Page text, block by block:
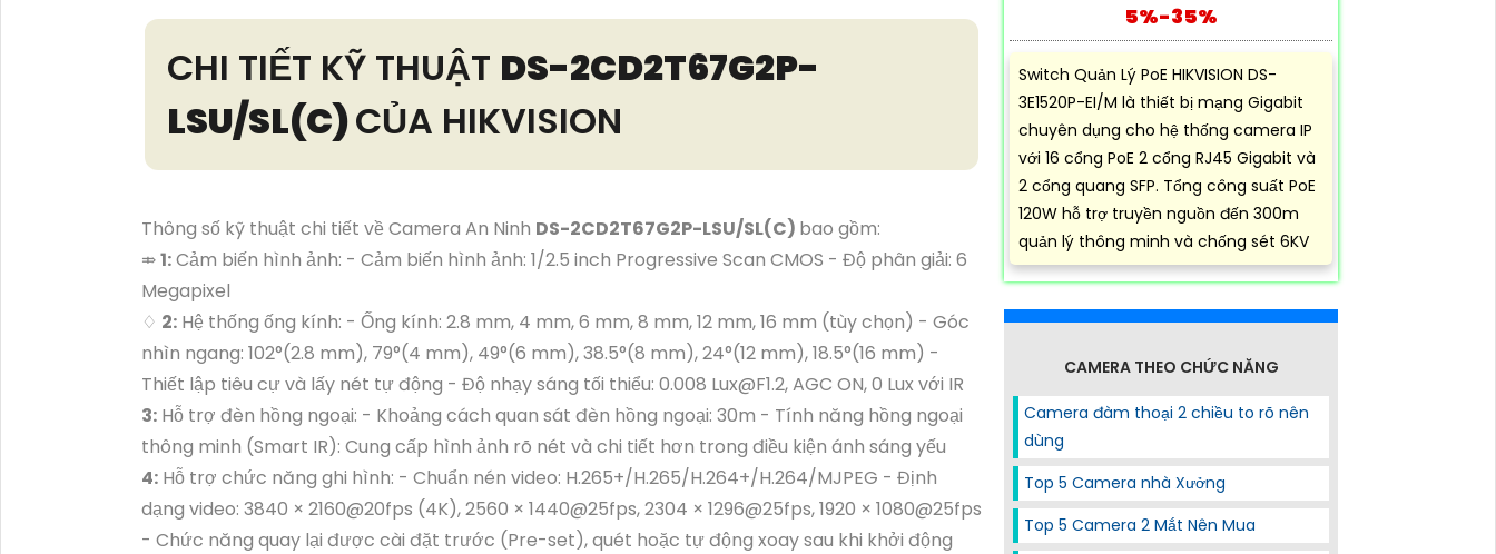
CHI TIẾT KỸ THUẬT DS-2CD2T67G2P-
LSU/SL(C)CỦA HIKVISION
Thông số kỹ thuật chi tiết về Camera An Ninh DS-2CD2T67G2P-LSU/SL(C) bao gồm:
⤃1:Cảm biến hình ảnh: - Cảm biến hình ảnh: 1/2.5 inch Progressive Scan CMOS - Độ phân giải: 6
Megapixel
♢ 2: Hệ thống ống kính: - Ống kính: 2.8 mm, 4 mm, 6 mm, 8 mm, 12 mm, 16 mm (tùy chọn) - Góc
nhìn ngang: 102°(2.8 mm), 79°(4 mm), 49°(6 mm), 38.5°(8 mm), 24°(12 mm), 18.5°(16 mm) -
Thiết lập tiêu cự và lấy nét tự động - Độ nhạy sáng tối thiểu: 0.008 Lux@F1.2, AGC ON, 0 Lux với IR
3: Hỗ trợ đèn hồng ngoại: - Khoảng cách quan sát đèn hồng ngoại: 30m - Tính năng hồng ngoại
thông minh (Smart IR): Cung cấp hình ảnh rõ nét và chi tiết hơn trong điều kiện ánh sáng yếu
4: Hỗ trợ chức năng ghi hình: - Chuẩn nén video: H.265+/H.265/H.264+/H.264/MJPEG - Định
dạng video: 3840 × 2160@20fps (4K), 2560 × 1440@25fps, 2304 × 1296@25fps, 1920 × 1080@25fps
- Chức năng quay lại được cài đặt trước (Pre-set), quét hoặc tự động xoay sau khi khởi động
5%-35%
Switch Quản Lý PoE HIKVISION DS-
3E1520P-EI/M là thiết bị mạng Gigabit
chuyên dụng cho hệ thống camera IP
với 16 cổng PoE 2 cổng RJ45 Gigabit và
2 cổng quang SFP. Tổng công suất PoE
120W hỗ trợ truyền nguồn đến 300m
quản lý thông minh và chống sét 6KV
CAMERA THEO CHỨC NĂNG
Camera đàm thoại 2 chiều to rõ nên
dùng
Top 5 Camera nhà Xưởng
Top 5 Camera 2 Mắt Nên Mua